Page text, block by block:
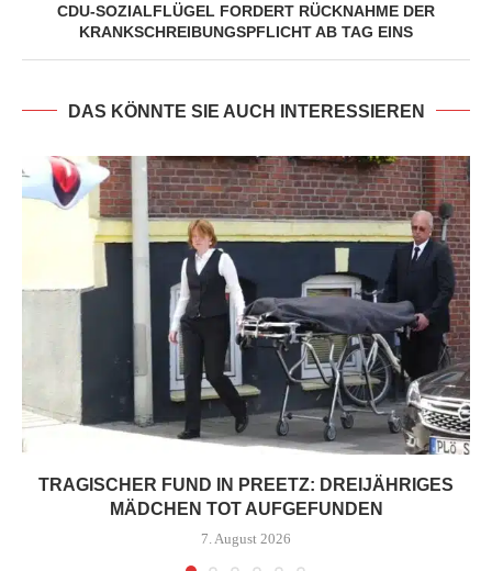
CDU-SOZIALFLÜGEL FORDERT RÜCKNAHME DER
KRANKSCHREIBUNGSPFLICHT AB TAG EINS
DAS KÖNNTE SIE AUCH INTERESSIEREN
TRAGISCHER FUND IN PREETZ: DREIJÄHRIGES
MÄDCHEN TOT AUFGEFUNDEN
7. August 2026